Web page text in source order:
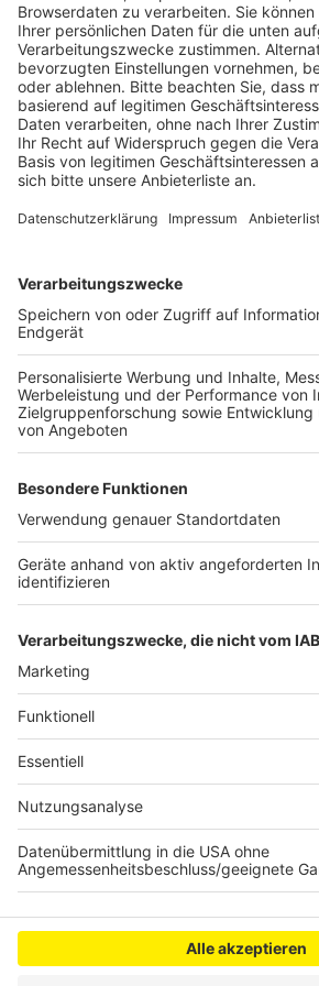
Veröffentlicht:Mittwoch, 31.07.2024
Anzeige
Schlossparkplatz wieder Gläser und
und dem Bereich rund um das
Außerdem müssen sich die
Rucksack-Kontrollen einstellen. Das
von Samstagabend um 18 Uhr bis
Uhr. Schon seit Freitagmorgen sind
dem Schlossparkplatz gesperrt.
eigenen Angaben seit
Halteverbotszonen auf dem
eingerichtet. Auf dem Parkplatz vor
ist das Parken aber weiter möglich,
Zeitbegrenzung beim Parken. Die
Anzeige
Anzeige